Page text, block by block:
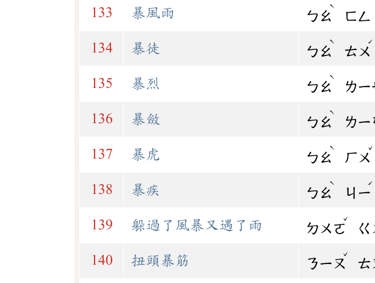
133 暴風雨 ㄅㄠ
ˋ
ㄈㄥ
134 暴徒 ㄅㄠ
ˋ
ㄊㄨ
ˊ
135 暴烈 ㄅㄠ
ˋ
ㄌㄧ
136 暴斂 ㄅㄠ
ˋ
ㄌㄧ
137 暴虎 ㄅㄠ
ˋ
ㄏㄨ
ˇ
138 暴疾 ㄅㄠ
ˋ
ㄐㄧ
ˊ
139 躲過了風暴又遇了雨 ㄉㄨㄛ
ˇ
ㄍ
140 扭頭暴筋 ㄋㄧㄡ
ˇ
ㄊ